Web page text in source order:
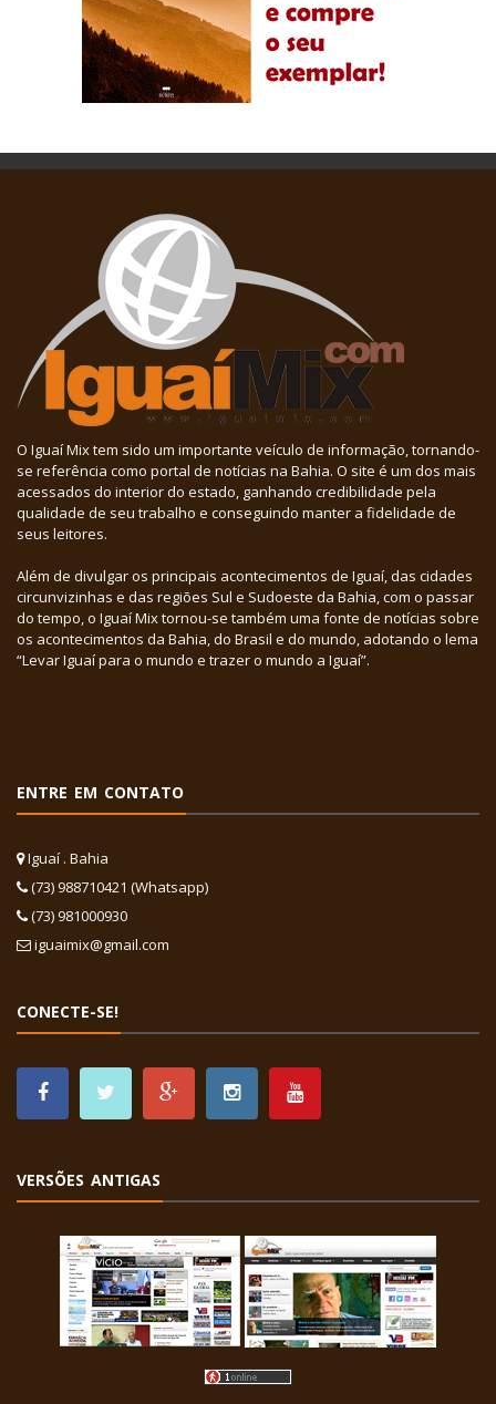
O Iguaí Mix tem sido um importante veículo de informação, tornando-
se referência como portal de notícias na Bahia. O site é um dos mais
acessados do interior do estado, ganhando credibilidade pela
qualidade de seu trabalho e conseguindo manter a fidelidade de
seus leitores.
Além de divulgar os principais acontecimentos de Iguaí, das cidades
circunvizinhas e das regiões Sul e Sudoeste da Bahia, com o passar
do tempo, o Iguaí Mix tornou-se também uma fonte de notícias sobre
os acontecimentos da Bahia, do Brasil e do mundo, adotando o lema
“Levar Iguaí para o mundo e trazer o mundo a Iguaí”.
ENTRE EM CONTATO
Iguaí . Bahia
(73) 988710421 (Whatsapp)
(73) 981000930
iguaimix@gmail.com
CONECTE-SE!
VERSÕES ANTIGAS